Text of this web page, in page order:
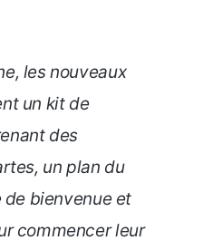
les nouveaux
un kit de
des
un plan du
bienvenue et
commencer leur